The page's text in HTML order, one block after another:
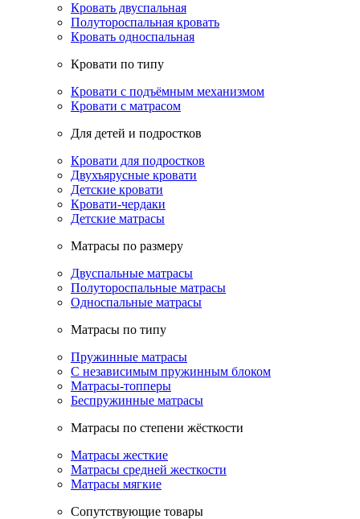
Кровать двуспальная
Полутороспальная кровать
Кровать односпальная
Кровати по типу
Кровати с подъёмным механизмом
Кровати с матрасом
Для детей и подростков
Кровати для подростков
Двухъярусные кровати
Детские кровати
Кровати-чердаки
Детские матрасы
Матрасы по размеру
Двуспальные матрасы
Полутороспальные матрасы
Односпальные матрасы
Матрасы по типу
Пружинные матрасы
С независимым пружинным блоком
Матрасы-топперы
Беспружинные матрасы
Матрасы по степени жёсткости
Матрасы жесткие
Матрасы средней жесткости
Матрасы мягкие
Сопутствующие товары